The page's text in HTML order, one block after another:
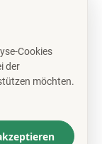
Cookies
der
möchten.